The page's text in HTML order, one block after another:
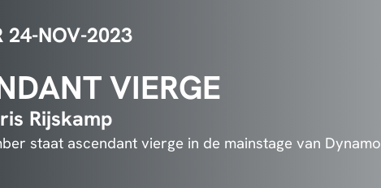
24-NOV-2023
VIERGE
Rijskamp
staat ascendant vierge in de mainstage van Dynamo